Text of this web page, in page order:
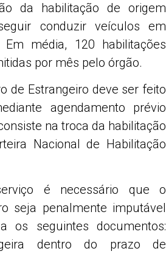
da habilitação de origem
conduzir veículos em
Em média, 120 habilitações
por mês pelo órgão.
de Estrangeiro deve ser feito
agendamento prévio
na troca da habilitação
Nacional de Habilitação
é necessário que o
seja penalmente imputável
os seguintes documentos:
dentro do prazo de